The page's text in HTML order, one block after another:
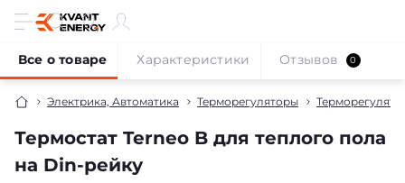
Электрика, Автоматика Терморегуляторы
Термостат Terneo B для теплого пола
на Din-рейку
Все о товаре Характеристики Отзывов 0